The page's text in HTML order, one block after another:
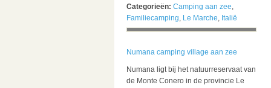
Categorieën: Camping aan zee,
Familiecamping, Le Marche, Italië
Numana camping village aan zee
Numana ligt bij het natuurreservaat van
de Monte Conero in de provincie Le